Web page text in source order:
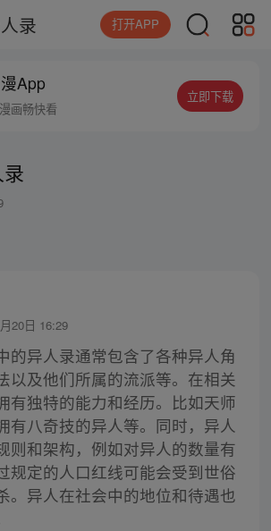
录 打开APP
App
画畅快看
立即下载
20日 16:29
的异人录通常包含了各种异人角
以及他们所属的流派等。在相关
有独特的能力和经历。比如天师
有八奇技的异人等。同时，异人
则和架构，例如对异人的数量有
规定的人口红线可能会受到世俗
。异人在社会中的地位和待遇也